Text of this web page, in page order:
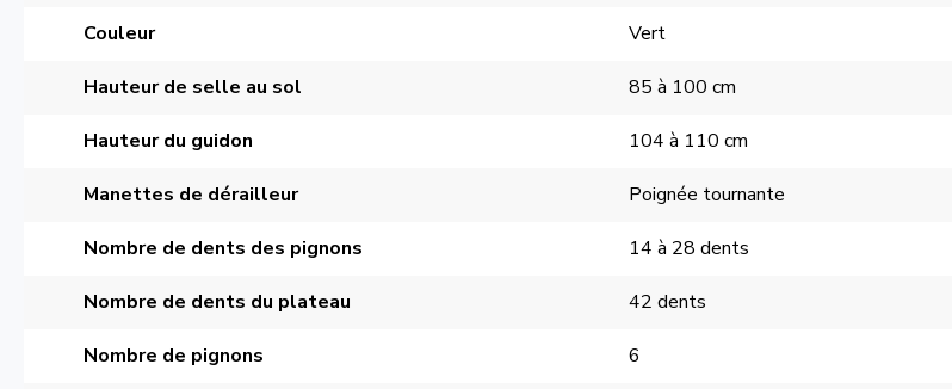
Couleur Vert
Hauteur de selle au sol 85 à 100 cm
Hauteur du guidon 104 à 110 cm
Manettes de dérailleur Poignée tournante
Nombre de dents des pignons 14 à 28 dents
Nombre de dents du plateau 42 dents
Nombre de pignons 6